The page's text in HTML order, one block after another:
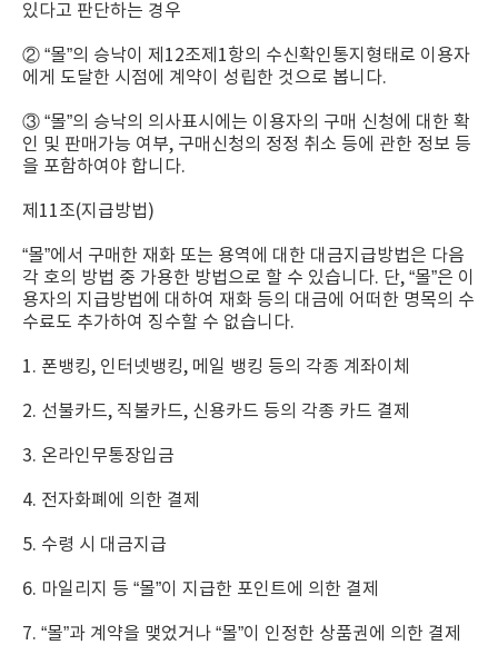
있다고 판단하는 경우
② “몰”의 승낙이 제12조제1항의 수신확인통지형태로 이용자
에게 도달한 시점에 계약이 성립한 것으로 봅니다.
③ “몰”의 승낙의 의사표시에는 이용자의 구매 신청에 대한 확
인 및 판매가능 여부, 구매신청의 정정 취소 등에 관한 정보 등
을 포함하여야 합니다.
제11조(지급방법)
“몰”에서 구매한 재화 또는 용역에 대한 대금지급방법은 다음
각 호의 방법 중 가용한 방법으로 할 수 있습니다. 단, “몰”은 이
용자의 지급방법에 대하여 재화 등의 대금에 어떠한 명목의 수
수료도 추가하여 징수할 수 없습니다.
1. 폰뱅킹, 인터넷뱅킹, 메일 뱅킹 등의 각종 계좌이체
2. 선불카드, 직불카드, 신용카드 등의 각종 카드 결제
3. 온라인무통장입금
4. 전자화폐에 의한 결제
5. 수령 시 대금지급
6. 마일리지 등 “몰”이 지급한 포인트에 의한 결제
7. “몰”과 계약을 맺었거나 “몰”이 인정한 상품권에 의한 결제